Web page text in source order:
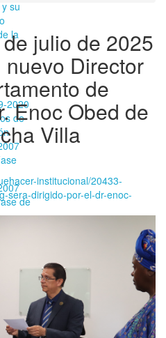
su
la
2020
de
de
de
Estímulos
del
el
julio de 2025
Director
de
Enoc Obed de
Villa
institucional/20433-
sera-dirigido-por-el-dr-enoc-